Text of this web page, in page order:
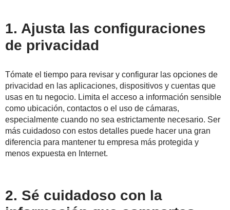
1. Ajusta las configuraciones
de privacidad
Tómate el tiempo para revisar y configurar las opciones de
privacidad en las aplicaciones, dispositivos y cuentas que
usas en tu negocio. Limita el acceso a información sensible
como ubicación, contactos o el uso de cámaras,
especialmente cuando no sea estrictamente necesario. Ser
más cuidadoso con estos detalles puede hacer una gran
diferencia para mantener tu empresa más protegida y
menos expuesta en Internet.
2. Sé cuidadoso con la